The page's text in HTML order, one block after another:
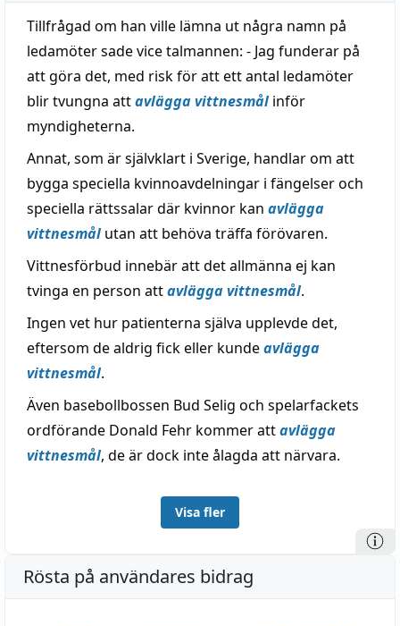
Tillfrågad om han ville lämna ut några namn på
ledamöter sade vice talmannen: - Jag funderar på
att göra det, med risk för att ett antal ledamöter
blir tvungna attavlägga vittnesmålinför
myndigheterna.
Annat, som är självklart i Sverige, handlar om att
bygga speciella kvinnoavdelningar i fängelser och
speciella rättssalar där kvinnor kan avlägga
vittnesmålutan att behöva träffa förövaren.
Vittnesförbud innebär att det allmänna ej kan
tvinga en person attavlägga vittnesmål.
Ingen vet hur patienterna själva upplevde det,
eftersom de aldrig fick eller kundeavlägga
vittnesmål.
Även basebollbossen Bud Selig och spelarfackets
ordförande Donald Fehr kommer attavlägga
vittnesmål, de är dock inte ålagda att närvara.
Visa fler
Rösta på användares bidrag